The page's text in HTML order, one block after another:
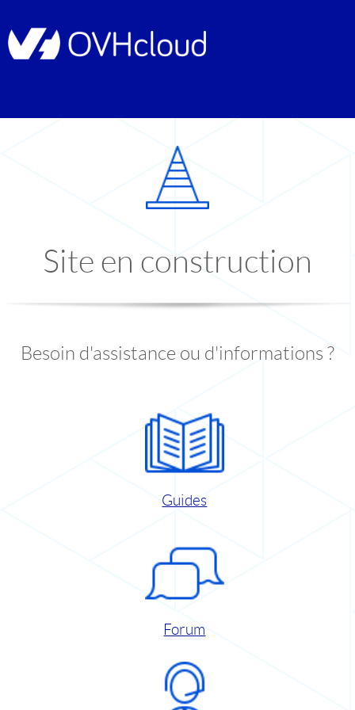
Site en construction
Besoin d'assistance ou d'informations ?
Guides
Forum